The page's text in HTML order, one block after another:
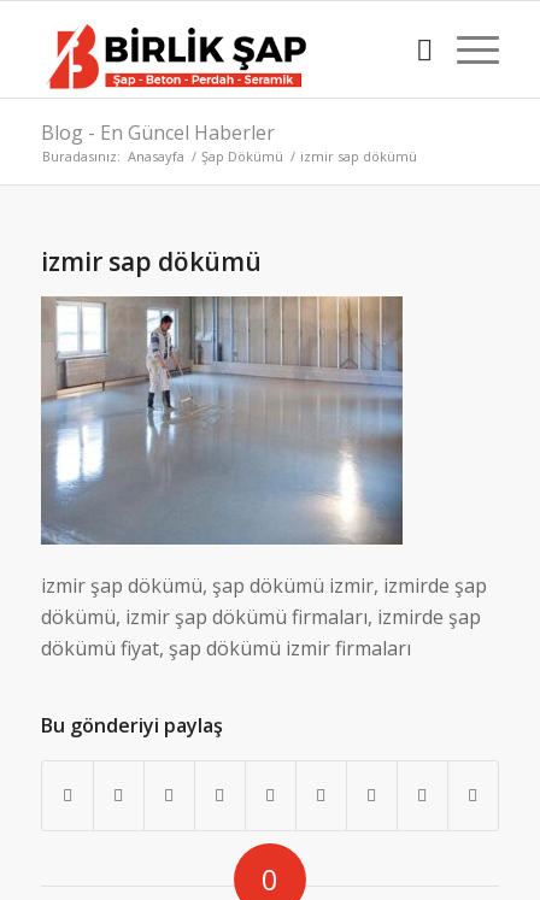
Blog - En Güncel Haberler
Buradasınız: Anasayfa / Şap Dökümü / izmir sap dökümü
izmir sap dökümü
izmir şap dökümü, şap dökümü izmir, izmirde şap
dökümü, izmir şap dökümü firmaları, izmirde şap
dökümü fiyat, şap dökümü izmir firmaları
Bu gönderiyi paylaş
0